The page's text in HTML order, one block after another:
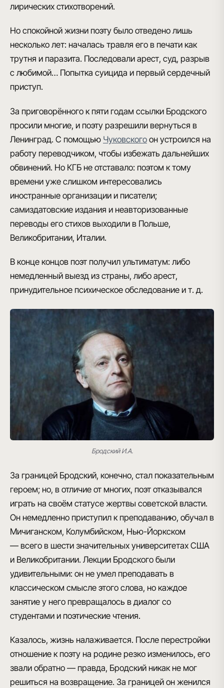
лирических стихотворений.
Но спокойной жизни поэту было отведено лишь
несколько лет: началась травля его в печати как
трутня и паразита. Последовали арест, суд, разрыв
с любимой… Попытка суицида и первый сердечный
приступ.
За приговорённого к пяти годам ссылки Бродского
просили многие, и поэту разрешили вернуться в
Ленинград. С помощью Чуковского он устроился на
работу переводчиком, чтобы избежать дальнейших
обвинений. Но КГБ не отставало: поэтом к тому
времени уже слишком интересовались
иностранные организации и писатели;
самиздатовские издания и неавторизованные
переводы его стихов выходили в Польше,
Великобритании, Италии.
В конце концов поэт получил ультиматум: либо
немедленный выезд из страны, либо арест,
принудительное психическое обследование и т. д.
Бродский И.А.
За границей Бродский, конечно, стал показательным
героем; но, в отличие от многих, поэт отказывался
играть на своём статусе жертвы советской власти.
Он немедленно приступил к преподаванию, обучал в
Мичиганском, Колумбийском, Нью-Йоркском
— всего в шести значительных университетах США
и Великобритании. Лекции Бродского были
удивительными: он не умел преподавать в
классическом смысле этого слова, но каждое
занятие у него превращалось в диалог со
студентами и поэтические чтения.
Казалось, жизнь налаживается. После перестройки
отношение к поэту на родине резко изменилось, его
звали обратно — правда, Бродский никак не мог
решиться на возвращение. За границей он женился